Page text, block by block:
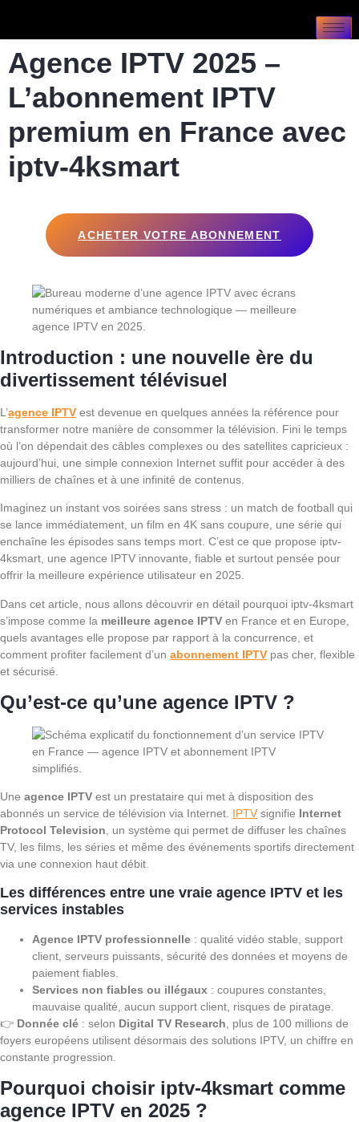
Agence IPTV 2025 –
L’abonnement IPTV
premium en France avec
iptv-4ksmart
ACHETER VOTRE ABONNEMENT
Introduction : une nouvelle ère du
divertissement télévisuel
L’agence IPTV est devenue en quelques années la référence pour
transformer notre manière de consommer la télévision. Fini le temps
où l’on dépendait des câbles complexes ou des satellites capricieux :
aujourd’hui, une simple connexion Internet suffit pour accéder à des
milliers de chaînes et à une infinité de contenus.
Imaginez un instant vos soirées sans stress : un match de football qui
se lance immédiatement, un film en 4K sans coupure, une série qui
enchaîne les épisodes sans temps mort. C’est ce que propose iptv-
4ksmart, une agence IPTV innovante, fiable et surtout pensée pour
offrir la meilleure expérience utilisateur en 2025.
Dans cet article, nous allons découvrir en détail pourquoi iptv-4ksmart
s’impose comme la meilleure agence IPTV en France et en Europe,
quels avantages elle propose par rapport à la concurrence, et
comment profiter facilement d’un abonnement IPTV pas cher, flexible
et sécurisé.
Qu’est-ce qu’une agence IPTV ?
Une agence IPTV est un prestataire qui met à disposition des
abonnés un service de télévision via Internet. IPTV signifie Internet
Protocol Television , un système qui permet de diffuser les chaînes
TV, les films, les séries et même des événements sportifs directement
via une connexion haut débit.
Les différences entre une vraie agence IPTV et les
services instables
Agence IPTV professionnelle : qualité vidéo stable, support
client, serveurs puissants, sécurité des données et moyens de
paiement fiables.
Services non fiables ou illégaux : coupures constantes,
mauvaise qualité, aucun support client, risques de piratage.
👉 Donnée clé : selon Digital TV Research , plus de 100 millions de
foyers européens utilisent désormais des solutions IPTV, un chiffre en
constante progression.
Pourquoi choisir iptv-4ksmart comme
agence IPTV en 2025 ?